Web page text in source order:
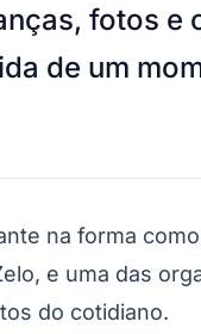
fotos
de um
na forma
e uma das
do cotidiano.